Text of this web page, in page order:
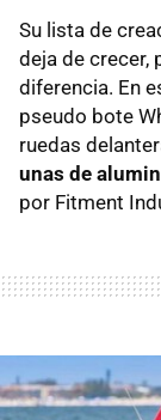
Su lista de
deja de crecer,
diferencia. En
pseudo bote
ruedas
unas de
por Fitment